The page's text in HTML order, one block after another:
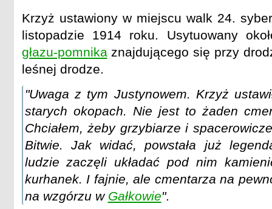
Krzyż ustawiony w miejscu walk 24.
listopadzie 1914 roku. Usytuowany
głazu-pomnikaznajdującego się przy
leśnej drodze.
"Uwaga z tym Justynowem. Krzyż
starych okopach. Nie jest to żaden
Chciałem, żeby grzybiarze i
Bitwie. Jak widać, powstała już
ludzie zaczęli układać pod nim
kurhanek. I fajnie, ale cmentarza na
na wzgórzu w Gałkowie".